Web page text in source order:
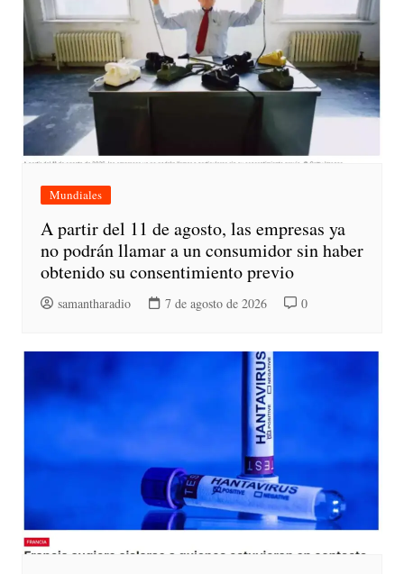
Mundiales
A partir del 11 de agosto, las empresas ya
no podrán llamar a un consumidor sin haber
obtenido su consentimiento previo
samantharadio 7 de agosto de 2026 0